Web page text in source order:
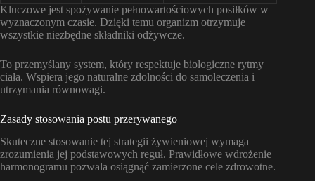
Kluczowe jest spożywanie pełnowartościowych posiłków w
wyznaczonym czasie. Dzięki temu organizm otrzymuje
wszystkie niezbędne składniki odżywcze.
To przemyślany system, który respektuje biologiczne rytmy
ciała. Wspiera jego naturalne zdolności do samoleczenia i
utrzymania równowagi.
Zasady stosowania postu przerywanego
Skuteczne stosowanie tej strategii żywieniowej wymaga
zrozumienia jej podstawowych reguł. Prawidłowe wdrożenie
harmonogramu pozwala osiągnąć zamierzone cele zdrowotne.